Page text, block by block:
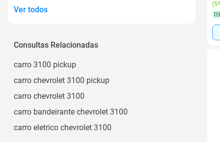
Ver todos
Consultas Relacionadas
carro 3100 pickup
carro chevrolet 3100 pickup
carro chevrolet 3100
carro bandeirante chevrolet 3100
carro eletrico chevrolet 3100
(